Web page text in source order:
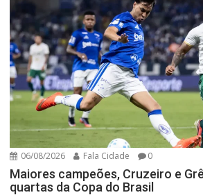
06/08/2026 Fala Cidade 0
Maiores campeões, Cruzeiro e
quartas da Copa do Brasil